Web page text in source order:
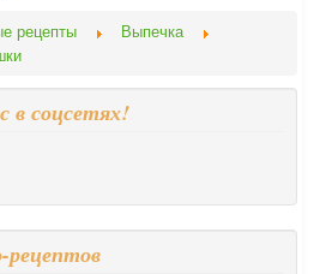
рецепты
Выпечка
в соцсетях!